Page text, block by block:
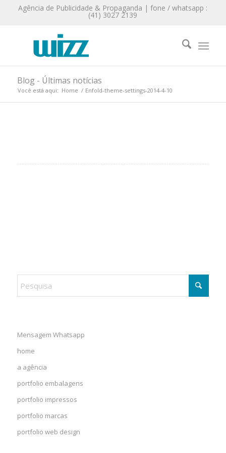
Agência de Publicidade & Propaganda | fone / whatsapp :
(41) 3027 2139
Blog - Últimas notícias
Você está aqui: Home / Enfold-theme-settings-2014-4-10
Mensagem Whatsapp
home
a agência
portfolio embalagens
portfolio impressos
portfolio marcas
portfolio web design